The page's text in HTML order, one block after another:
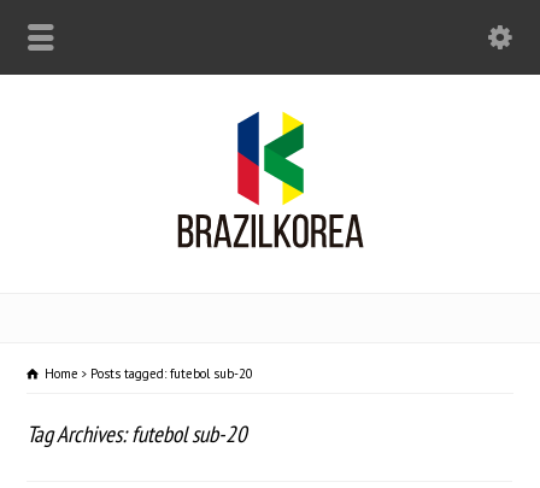
Home Posts tagged: futebol sub-20
Tag Archives: futebol sub-20